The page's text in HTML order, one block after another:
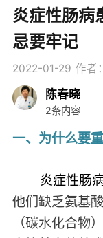
炎症性肠病
忌要牢记
2022-01-29 作者
陈春晓
2条内容
一、为什么要
炎症性肠
他们缺乏氨基
（碳水化合物